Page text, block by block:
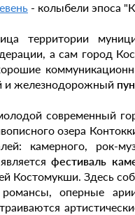
- колыбели эпоса
территории
а сам город
и железнодорожный
современный
озера
камерного, рок-
фестиваль
Костомукши. Здесь
романсы, оперные